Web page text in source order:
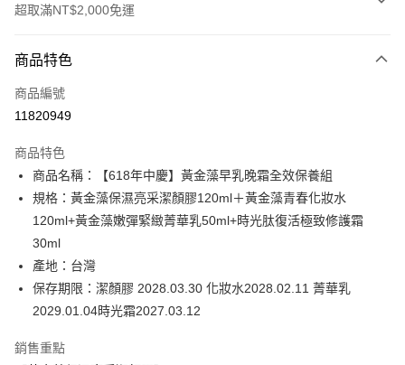
超取滿NT$2,000免運
信用卡一次付款
信用卡分期付款
合作金庫商業銀行
華南商業銀行
彰化商業銀行
上海商業儲蓄銀行
台北富邦商業銀行
國泰世華商業銀行
兆豐國際商業銀行
臺灣中小企業銀行
匯豐（台灣）商業銀行
聯邦商業銀行
元大商業銀行
永豐商業銀行
玉山商業銀行
台灣樂天信用卡公司
6 期 0 利率 每期
華南商業銀行
彰化商業銀行
上海商業儲蓄銀行
台北富邦商業銀行
國泰世華商業銀行
臺灣中小企業銀行
匯豐（台灣）商業銀行
華泰商業銀行
玉山商業銀行
超商取貨付款
LINE Pay
Apple Pay
街口支付
商品特色
商品編號
11820949
商品特色
商品名稱：【618年中慶】黃金藻早乳晚霜全效保養組
規格：黃金藻保濕亮采潔顏膠120ml＋黃金藻青春化妝水
120ml+黃金藻嫩彈緊緻菁華乳50ml+時光肽復活極致修護霜
30ml
產地：台灣
保存期限：潔顏膠 2028.03.30 化妝水2028.02.11 菁華乳
2029.01.04時光霜2027.03.12
銷售重點